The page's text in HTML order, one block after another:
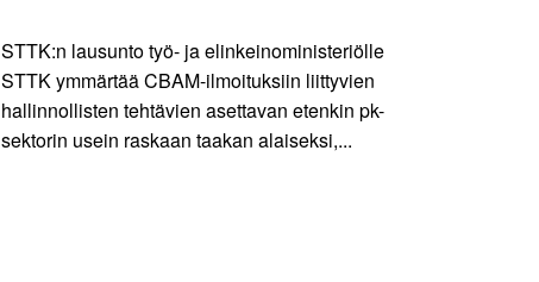
STTK:n lausunto työ- ja elinkeinoministeriölle
STTK ymmärtää CBAM-ilmoituksiin liittyvien
hallinnollisten tehtävien asettavan etenkin pk-
sektorin usein raskaan taakan alaiseksi,...